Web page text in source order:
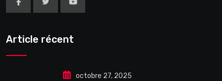
Article récent
octobre 27, 2025